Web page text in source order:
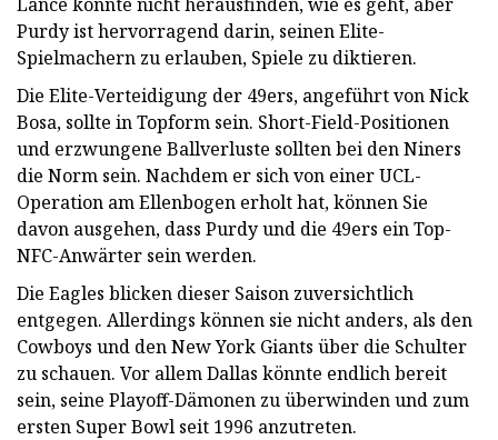
Purdy ist hervorragend darin, seinen Elite-
Spielmachern zu erlauben, Spiele zu diktieren.
Die Elite-Verteidigung der 49ers, angeführt von Nick
Bosa, sollte in Topform sein. Short-Field-Positionen
und erzwungene Ballverluste sollten bei den Niners
die Norm sein. Nachdem er sich von einer UCL-
Operation am Ellenbogen erholt hat, können Sie
davon ausgehen, dass Purdy und die 49ers ein Top-
NFC-Anwärter sein werden.
Die Eagles blicken dieser Saison zuversichtlich
entgegen. Allerdings können sie nicht anders, als den
Cowboys und den New York Giants über die Schulter
zu schauen. Vor allem Dallas könnte endlich bereit
sein, seine Playoff-Dämonen zu überwinden und zum
ersten Super Bowl seit 1996 anzutreten.